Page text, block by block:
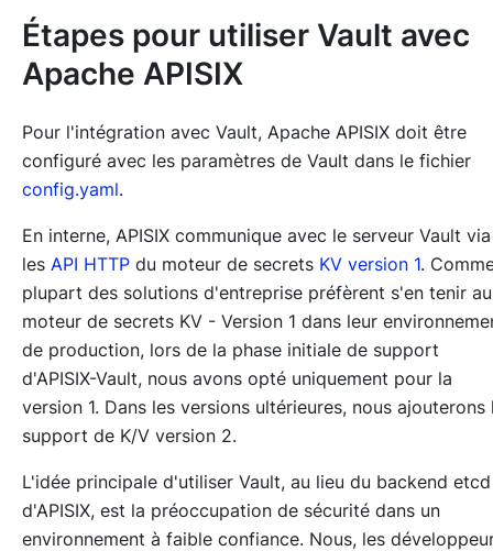
Étapes pour utiliser Vault avec
Apache APISIX
Pour l'intégration avec Vault, Apache APISIX doit être
configuré avec les paramètres de Vault dans le fichier
config.yaml.
En interne, APISIX communique avec le serveur Vault via
les API HTTP du moteur de secrets KV version 1.
plupart des solutions d'entreprise préfèrent s'en tenir au
moteur de secrets KV - Version 1 dans leur
de production, lors de la phase initiale de support
d'APISIX-Vault, nous avons opté uniquement pour la
version 1. Dans les versions ultérieures, nous ajouterons
support de K/V version 2.
L'idée principale d'utiliser Vault, au lieu du backend etcd
d'APISIX, est la préoccupation de sécurité dans un
environnement à faible confiance. Nous, les